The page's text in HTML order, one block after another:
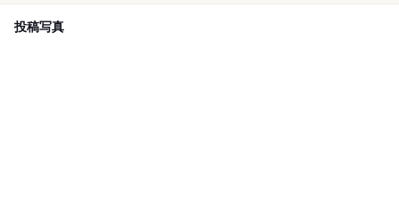
投稿写真